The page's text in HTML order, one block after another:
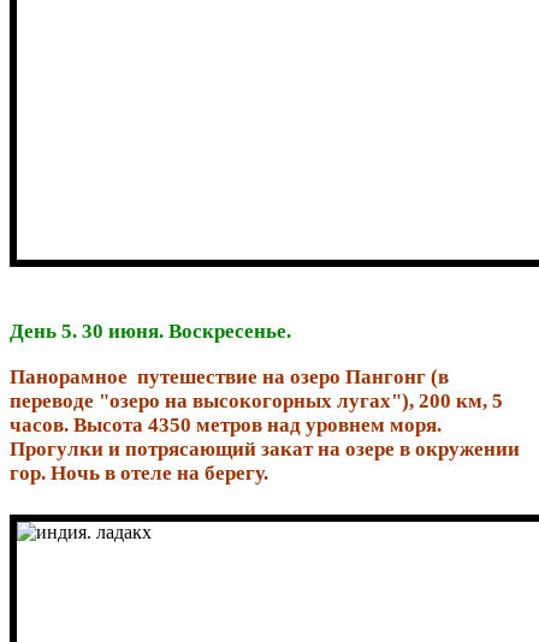
День 5. 30 июня. Воскресенье.
Панорамное путешествие на озеро Пангонг (в
переводе "озеро на высокогорных лугах"), 200 км, 5
часов. Высота 4350 метров над уровнем моря.
Прогулки и потрясающий закат на озере в окружении
гор. Ночь в отеле на берегу.